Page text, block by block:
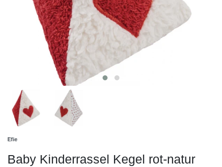
Efie
Baby Kinderrassel Kegel rot-natur